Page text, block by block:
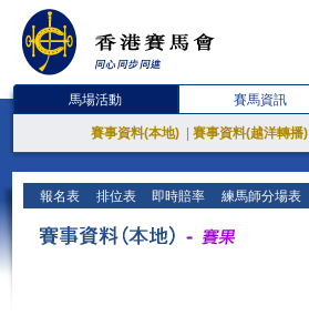
馬場活動 賽馬資訊
賽事資料(本地) 賽事資料(越洋轉播)
報名表 排位表 即時賠率 練馬師分場表